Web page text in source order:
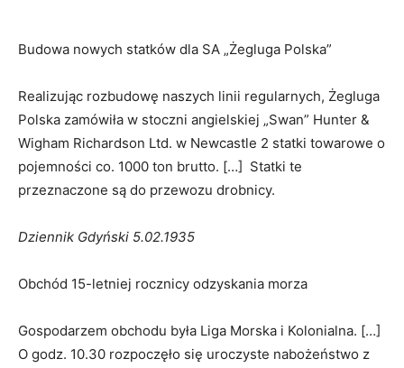
Budowa nowych statków dla SA „Żegluga Polska”
Realizując rozbudowę naszych linii regularnych, Żegluga
Polska zamówiła w stoczni angielskiej „Swan” Hunter &
Wigham Richardson Ltd. w Newcastle 2 statki towarowe o
pojemności co. 1000 ton brutto. […] Statki te
przeznaczone są do przewozu drobnicy.
Dziennik Gdyński 5.02.1935
Obchód 15-letniej rocznicy odzyskania morza
Gospodarzem obchodu była Liga Morska i Kolonialna. […]
O godz. 10.30 rozpoczęło się uroczyste nabożeństwo z